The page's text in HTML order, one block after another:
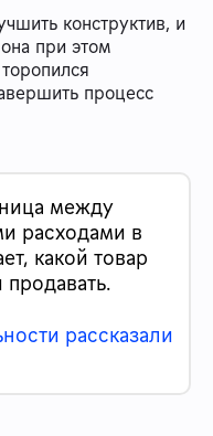
конструктив, и
при этом
процесс
между
расходами в
какой товар
рассказали